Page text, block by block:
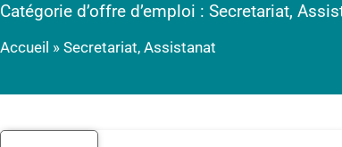
Catégorie d’offre d’emploi : Secretariat,
Accueil » Secretariat, Assistanat